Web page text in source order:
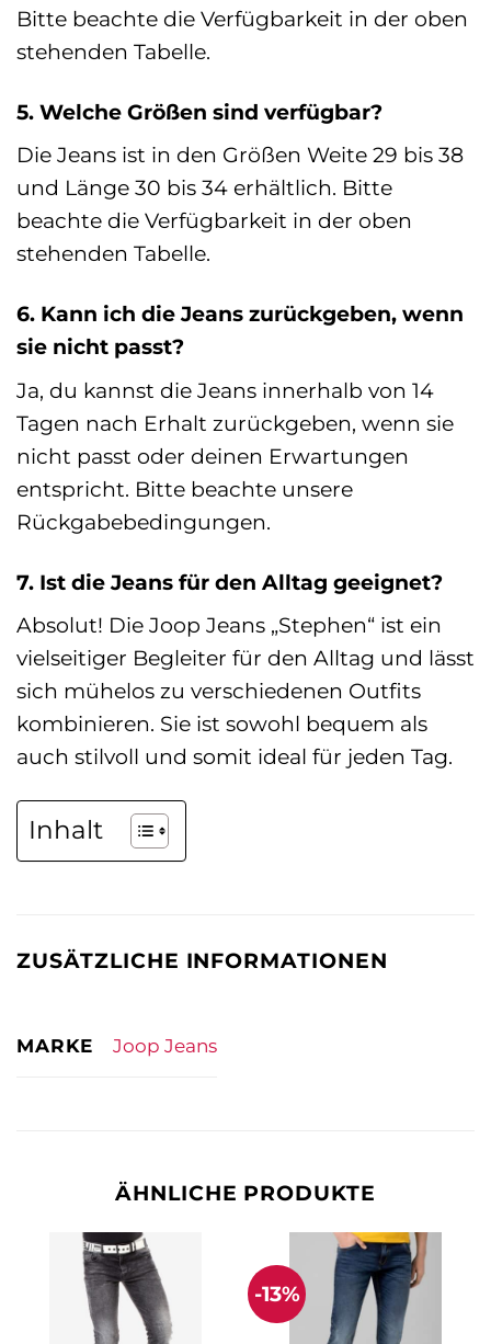
Bitte beachte die Verfügbarkeit in der oben
stehenden Tabelle.
5. Welche Größen sind verfügbar?
Die Jeans ist in den Größen Weite 29 bis 38
und Länge 30 bis 34 erhältlich. Bitte
beachte die Verfügbarkeit in der oben
stehenden Tabelle.
6. Kann ich die Jeans zurückgeben, wenn
sie nicht passt?
Ja, du kannst die Jeans innerhalb von 14
Tagen nach Erhalt zurückgeben, wenn sie
nicht passt oder deinen Erwartungen
entspricht. Bitte beachte unsere
Rückgabebedingungen.
7. Ist die Jeans für den Alltag geeignet?
Absolut! Die Joop Jeans „Stephen“ ist ein
vielseitiger Begleiter für den Alltag und lässt
sich mühelos zu verschiedenen Outfits
kombinieren. Sie ist sowohl bequem als
auch stilvoll und somit ideal für jeden Tag.
Inhalt
ZUSÄTZLICHE INFORMATIONEN
MARKE Joop Jeans
ÄHNLICHE PRODUKTE
-13%